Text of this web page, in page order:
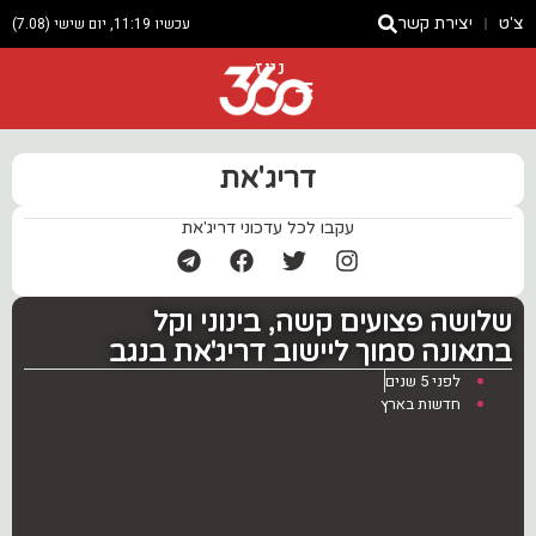
צ'ט יצירת קשר עכשיו 11:19, יום שישי (7.08)
ניוז
דריג'את
עקבו לכל עדכוני דריג'את
שלושה פצועים קשה, בינוני וקל
בתאונה סמוך ליישוב דריג'את בנגב
לפני 5 שנים
חדשות בארץ